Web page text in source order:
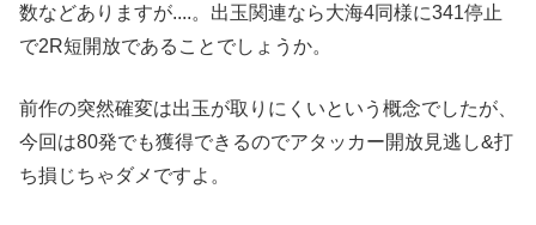
数などありますが....。出⽟関連なら⼤海4同様に341停⽌
で2R短開放であることでしょうか。
前作の突然確変は出玉が取りにくいという概念でしたが、
今回は80発でも獲得できるのでアタッカー開放⾒逃し&打
ち損じちゃダメですよ。